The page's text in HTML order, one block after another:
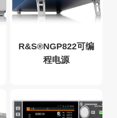
R&S®NGP822可编
程电源